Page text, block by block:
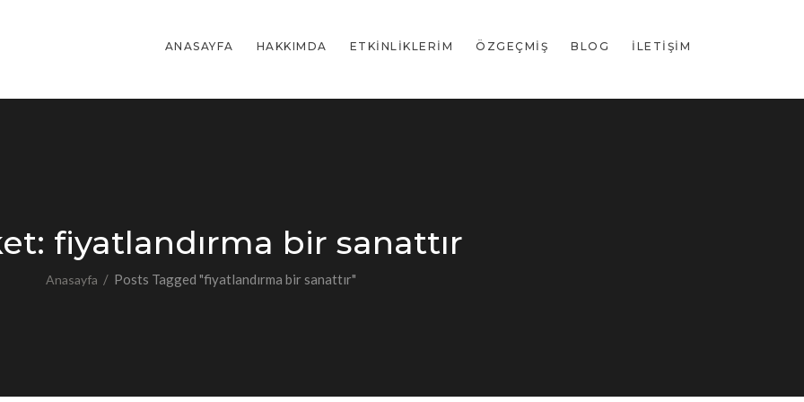
ANASAYFA HAKKIMDA ETKINLIKLERIM ÖZGEÇMIŞ BLOG İLETIŞIM
fiyatlandırma bir sanattır
Anasayfa / Posts Tagged "fiyatlandırma bir sanattır"